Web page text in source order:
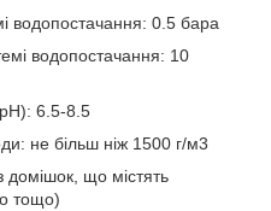
водопостачання: 0.5 бара
водопостачання: 10
6.5-8.5
не більш ніж 1500 г/м3
домішок, що містять
тощо)